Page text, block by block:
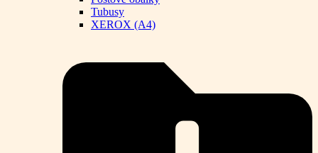
Tubusy
XEROX (A4)